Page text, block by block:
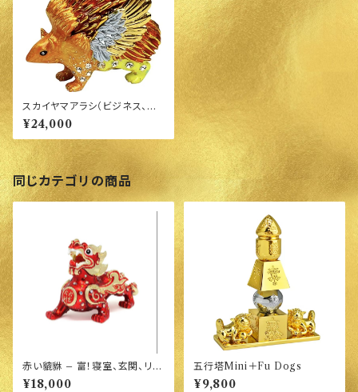
スカイヤマアラシ（ビジネス、家
庭、相続）
¥24,000
同じカテゴリの商品
赤い貔貅 – 富！寝室、玄関、リビ
ングが南北にある方必須
¥18,000
五行塔Mini＋Fu Dogs
¥9,800